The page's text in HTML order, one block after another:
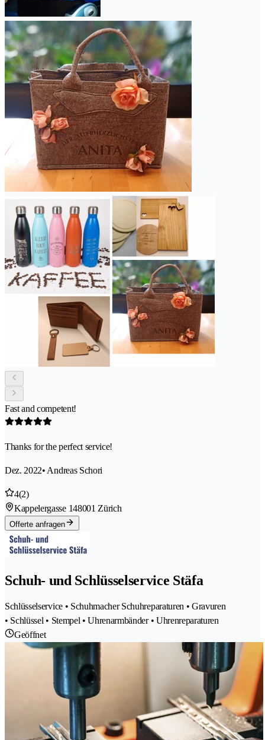
Fast and competent!
Thanks for the perfect service!
Dez. 2022• Andreas Schori
4(2)
Kappelergasse 148001 Zürich
Offerte anfragen
Schuh- und Schlüsselservice Stäfa
Schlüsselservice • Schuhmacher Schuhreparaturen • Gravuren
• Schlüssel • Stempel • Uhrenarmbänder • Uhrenreparaturen
Geöffnet